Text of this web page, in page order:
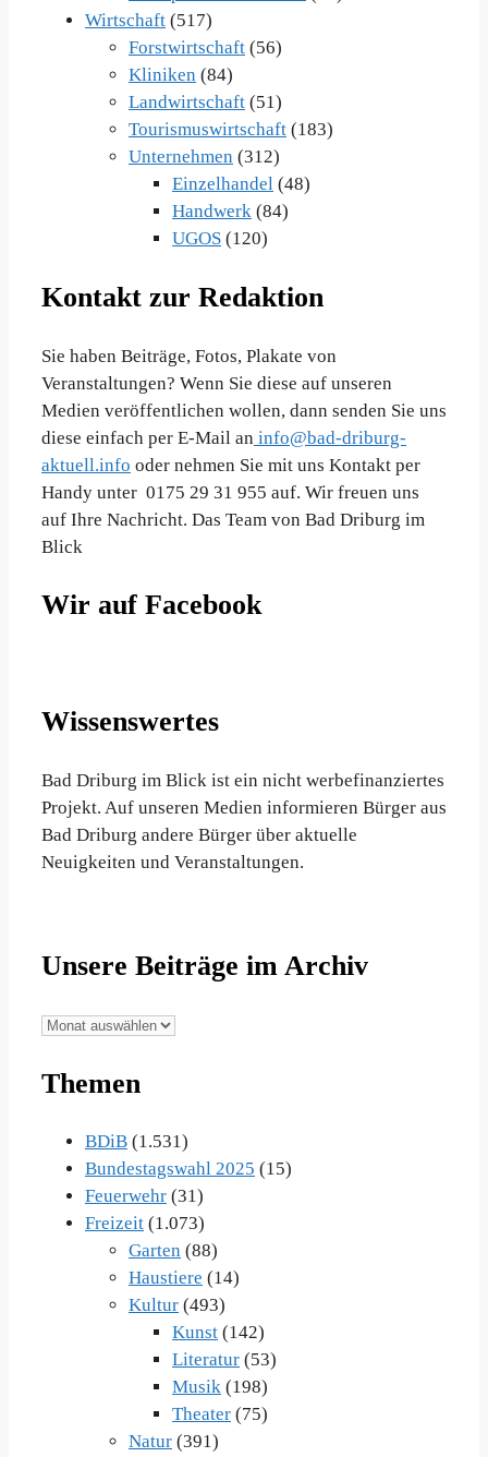
Wirtschaft (517)
Forstwirtschaft (56)
Kliniken (84)
Landwirtschaft (51)
Tourismuswirtschaft (183)
Unternehmen (312)
Einzelhandel (48)
Handwerk (84)
UGOS (120)
Kontakt zur Redaktion
Sie haben Beiträge, Fotos, Plakate von
Veranstaltungen? Wenn Sie diese auf unseren
Medien veröffentlichen wollen, dann senden Sie uns
diese einfach per E-Mail an info@bad-driburg-
aktuell.info oder nehmen Sie mit uns Kontakt per
Handy unter 0175 29 31 955 auf. Wir freuen uns
auf Ihre Nachricht. Das Team von Bad Driburg im
Blick
Wir auf Facebook
Wissenswertes
Bad Driburg im Blick ist ein nicht werbefinanziertes
Projekt. Auf unseren Medien informieren Bürger aus
Bad Driburg andere Bürger über aktuelle
Neuigkeiten und Veranstaltungen.
Unsere Beiträge im Archiv
Unsere
im
Themen
BDiB (1.531)
Bundestagswahl 2025 (15)
Feuerwehr (31)
Freizeit (1.073)
Garten (88)
Haustiere (14)
Kultur (493)
Kunst (142)
Literatur (53)
Musik (198)
Theater (75)
Natur (391)